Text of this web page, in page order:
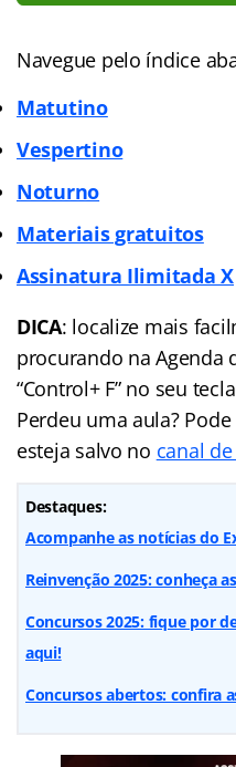
Navegue pelo índice
Matutino
Vespertino
Noturno
Materiais gratuitos
Assinatura Ilimitada X
DICA: localize mais
procurando na Agenda
“Control+ F” no seu
Perdeu uma aula?
esteja salvo no canal
Destaques:
Acompanhe as notícias do
Reinvenção 2025: conheça
Concursos 2025: fique por
aqui!
Concursos abertos: confira